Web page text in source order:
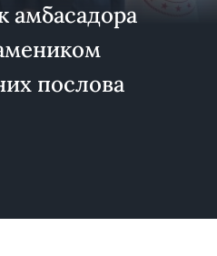
амбасадора
послова